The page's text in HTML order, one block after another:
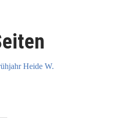
Heide W.